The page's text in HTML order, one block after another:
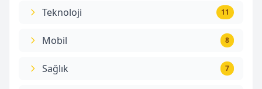
Teknoloji 11
Mobil 8
Sağlık 7